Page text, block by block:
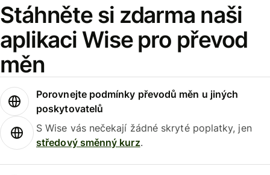
Stáhněte si zdarma naši
aplikaci Wise pro převod
měn
Porovnejte podmínky převodů měn u jiných
poskytovatelů
S Wise vás nečekají žádné skryté poplatky, jen
středový směnný kurz.